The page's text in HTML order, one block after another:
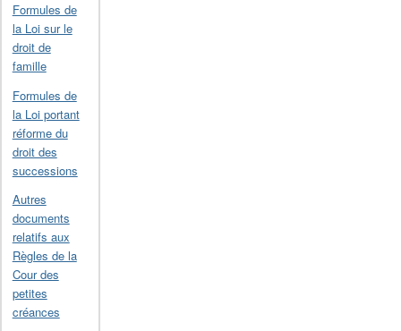
Formules de
la Loi sur le
droit de
famille
Formules de
la Loi portant
réforme du
droit des
successions
Autres
documents
relatifs aux
Règles de la
Cour des
petites
créances